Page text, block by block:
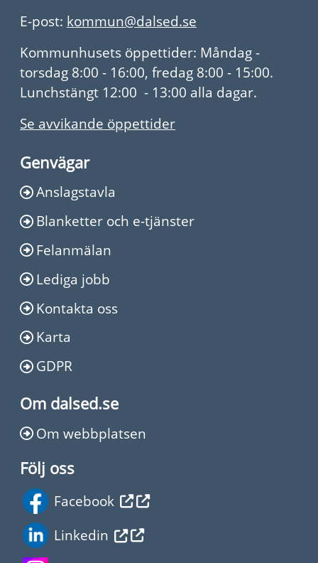
E-post: kommun@dalsed.se
Kommunhusets öppettider: Måndag -
torsdag 8:00 - 16:00, fredag 8:00 - 15:00.
Lunchstängt 12:00 - 13:00 alla dagar.
Se avvikande öppettider
Genvägar
Anslagstavla
Blanketter och e-tjänster
Felanmälan
Lediga jobb
Kontakta oss
Karta
GDPR
Om dalsed.se
Om webbplatsen
Följ oss
Facebook
Linkedin